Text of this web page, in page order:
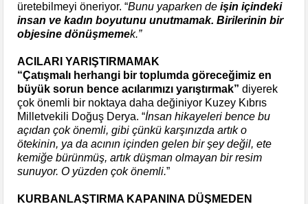
üretebilmeyi öneriyor. “Bunu yaparken deişin içindeki
insan ve kadın boyutunu unutmamak. Birilerinin bir
objesine dönüşmemek.”
ACILARI YARIŞTIRMAMAK
“Çatışmalı herhangi bir toplumda göreceğimiz en
büyük sorun bence acılarımızı yarıştırmak” diyerek
çok önemli bir noktaya daha değiniyor Kuzey Kıbrıs
Milletvekili Doğuş Derya. “İnsan hikayeleri bence bu
açıdan çok önemli, gibi çünkü karşınızda artık o
ötekinin, ya da acının içinden gelen bir şey değil, ete
kemiğe bürünmüş, artık düşman olmayan bir resim
sunuyor. O yüzden çok önemli.”
KURBANLAŞTIRMA KAPANINA DÜŞMEDEN